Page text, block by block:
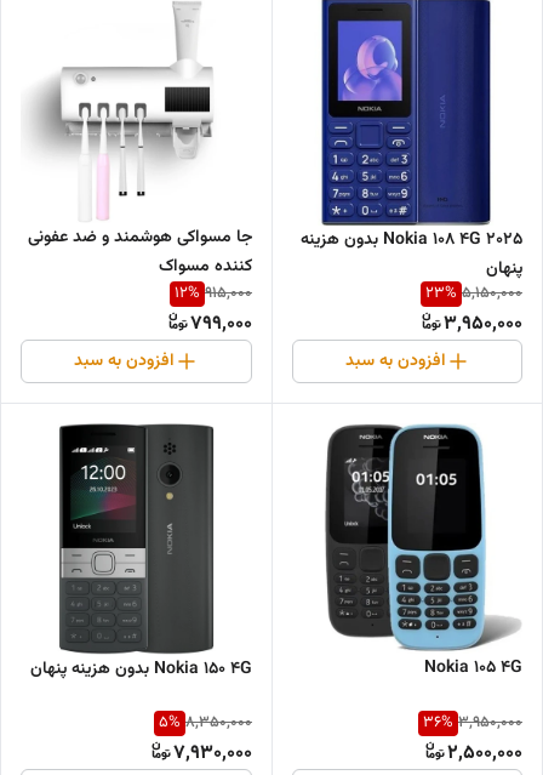
Nokia 108 4G 2025 بدون هزینه
پنهان
5,150,000
23%
3,950,000
افزودن به سبد
جا مسواکی هوشمند و ضد عفونی
کننده مسواک
915,000
12%
799,000
افزودن به سبد
Nokia 105 4G
3,950,000
36%
2,500,000
Nokia 150 4G بدون هزینه پنهان
8,350,000
5%
7,930,000